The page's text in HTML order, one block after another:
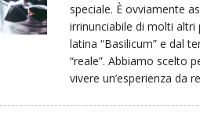
speciale. È ovviamente
irrinunciabile di molti altri
latina “Basilicum” e dal
“reale”. Abbiamo scelto
vivere un’esperienza da